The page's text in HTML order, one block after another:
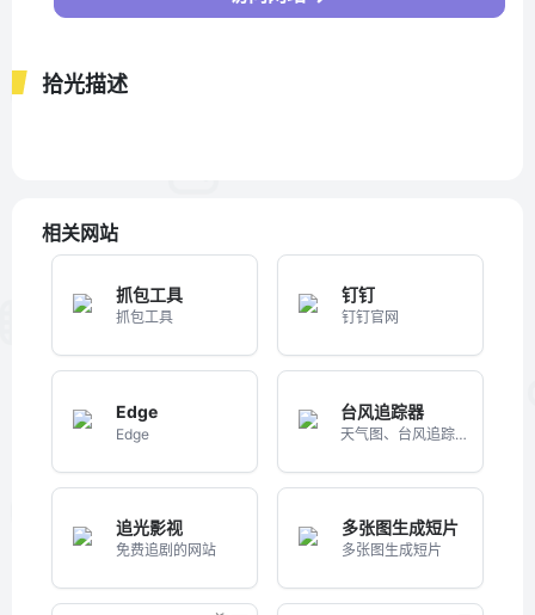
拾光描述
相关网站
抓包工具
抓包工具
钉钉
钉钉官网
Edge
Edge
台风追踪器
天气图、台风追踪器
追光影视
免费追剧的网站
多张图生成短片
多张图生成短片